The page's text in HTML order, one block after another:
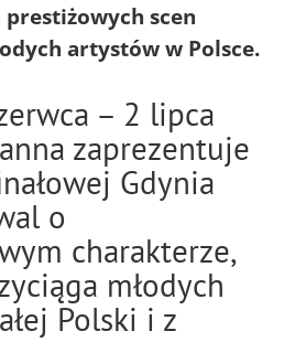
scen
artystów w Polsce.
– 2 lipca
zaprezentuje
Gdynia
o
charakterze,
młodych
Polski i z